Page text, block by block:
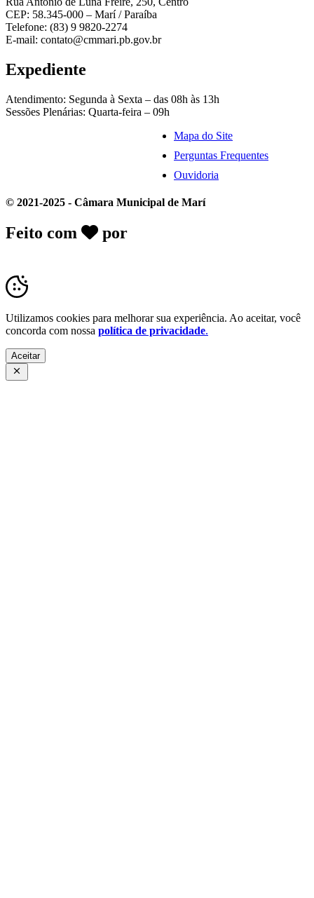
CEP: 58.345-000 – Marí / Paraíba
Telefone: (83) 9 9820-2274
E-mail: contato@cmmari.pb.gov.br
Expediente
Atendimento: Segunda à Sexta – das 08h às 13h
Sessões Plenárias: Quarta-feira – 09h
Mapa do Site
Perguntas Frequentes
Ouvidoria
© 2021-2025 - Câmara Municipal de Marí
Feito com por
Utilizamos cookies para melhorar sua experiência. Ao aceitar, você
concorda com nossa política de privacidade.
Aceitar